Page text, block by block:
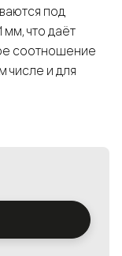
под
что даёт
соотношение
числе и для
освещённость.